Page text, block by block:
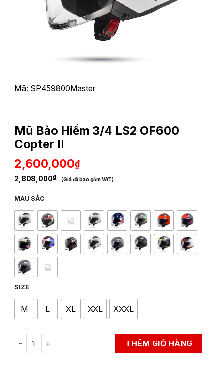
Mã: SP459800Master
Mũ Bảo Hiểm 3/4 LS2 OF600
Copter II
2,600,000₫
2,808,000₫ (Giá đã bao gồm VAT)
MÀU SẮC
SIZE
M L XL XXL XXXL
Mũ Bảo Hiểm 3/4 LS2 OF600 Copter II quantity
THÊM GIỎ HÀNG